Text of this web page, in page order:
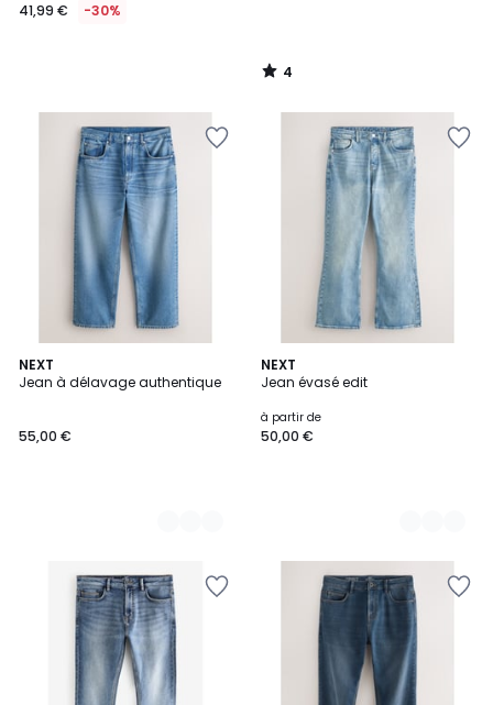
41,99 € -30%
4
/
NEXT
Jean à délavage authentique
55,00 €
4
Couleurs
NEXT
Jean évasé edit
à partir de
50,00 €
2
Couleurs